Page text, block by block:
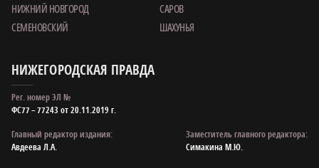
НИЖНИЙ НОВГОРОД
САРОВ
СЕМЕНОВСКИЙ
ШАХУНЬЯ
НИЖЕГОРОДСКАЯ ПРАВДА
Рег. номер ЭЛ №
ФС77 – 77243 от 20.11.2019 г.
Главный редактор издания:
Авдеева Л.А.
Заместитель главного редактора:
Симакина М.Ю.